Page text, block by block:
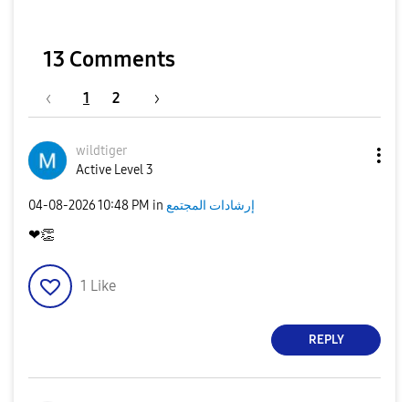
13 Comments
1 2
wildtiger
Active Level 3
‎04-08-202610:48 PM in إرشادات المجتمع
❤👏
1 Like
REPLY